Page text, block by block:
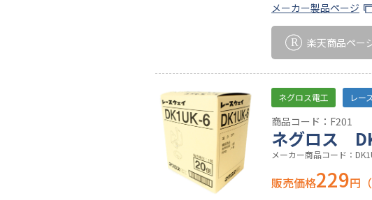
メーカー製品ページ
楽天商品ペー
ネグロス電工 レー
商品コード：F201
ネグロス
メーカー商品コード：
販売価格229円